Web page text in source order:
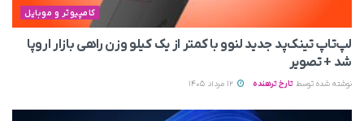
کامپیوتر و موبایل
لپ‌تاپ تینک‌پد جدید لنوو با کمتر از یک کیلو وزن راهی بازار اروپا
شد + تصویر
نوشته شده توسط تارخ ترهنده